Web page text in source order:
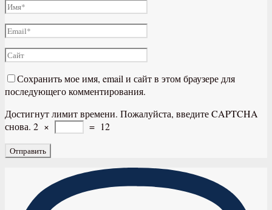
Сохранить мое имя, email и сайт в этом браузере для
последующего комментирования.
Достигнут лимит времени. Пожалуйста, введите CAPTCHA
снова. 2 × = 12